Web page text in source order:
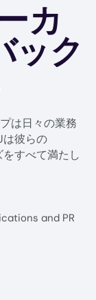
カ
ック
は日々の業務
は彼らの
すべて満たし
and PR